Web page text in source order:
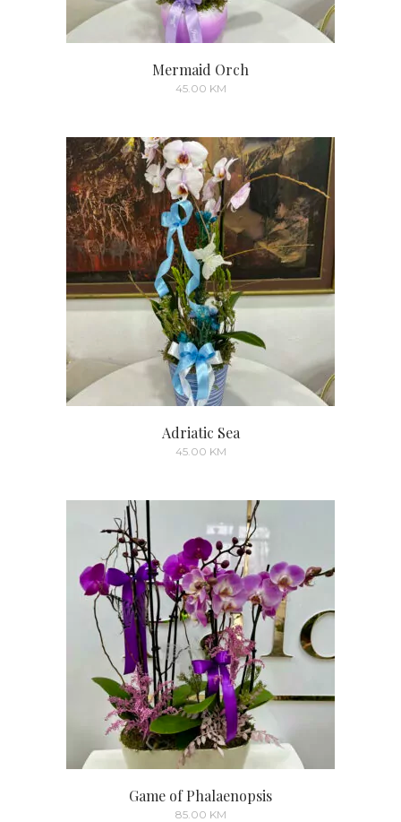
Mermaid Orch
45.00 KM
Adriatic Sea
45.00 KM
Game of Phalaenopsis
85.00 KM